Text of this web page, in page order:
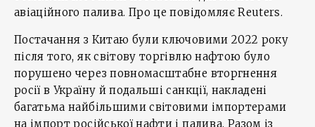
авіаційного палива. Про це повідомляє Reuters.
Постачання з Китаю були ключовими 2022 року
після того, як світову торгівлю нафтою було
порушено через повномасштабне вторгнення
росії в Україну й подальші санкції, накладені
багатьма найбільшими світовими імпортерами
на імпорт російської нафти і палива. Разом із